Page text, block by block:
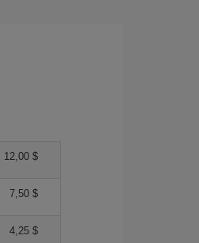
12,00 $
7,50 $
4,25 $